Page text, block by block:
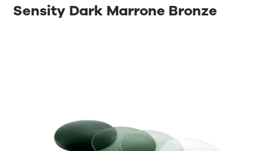
Sensity Dark Marrone Bronze